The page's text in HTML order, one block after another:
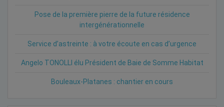
Pose de la première pierre de la future résidence
intergénérationnelle
Service d’astreinte : à votre écoute en cas d’urgence
Angelo TONOLLI élu Président de Baie de Somme Habitat
Bouleaux-Platanes : chantier en cours